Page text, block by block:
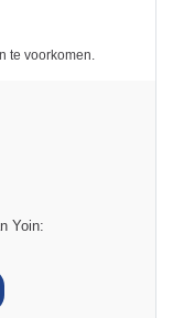
te voorkomen.
Yoin: